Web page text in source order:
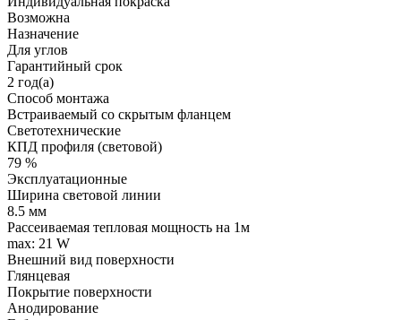
Возможна
Назначение
Для углов
Гарантийный срок
2 год(а)
Способ монтажа
Встраиваемый со скрытым фланцем
Светотехнические
КПД профиля (cветовой)
79 %
Эксплуатационные
Ширина световой линии
8.5 мм
Рассеиваемая тепловая мощность на 1м
max: 21 W
Внешний вид поверхности
Глянцевая
Покрытие поверхности
Анодирование